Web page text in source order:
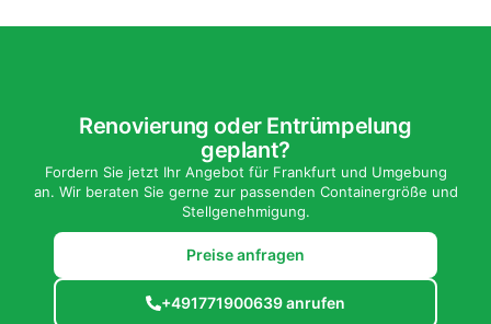
Renovierung oder Entrümpelung
geplant?
Fordern Sie jetzt Ihr Angebot für Frankfurt und Umgebung
an. Wir beraten Sie gerne zur passenden Containergröße und
Stellgenehmigung.
Preise anfragen
+491771900639 anrufen